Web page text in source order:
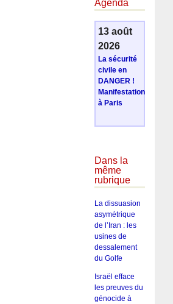
Agenda
13 août
2026
La sécurité
civile en
DANGER !
Manifestation
à Paris
Dans la
même
rubrique
La dissuasion
asymétrique
de l’Iran : les
usines de
dessalement
du Golfe
Israël efface
les preuves du
génocide à